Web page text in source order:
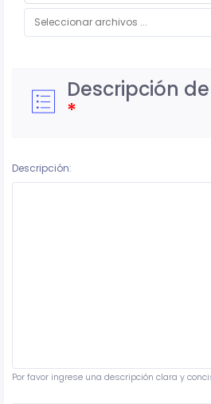
Descripción
*
Descripción:
Por favor ingrese una descripción clara y